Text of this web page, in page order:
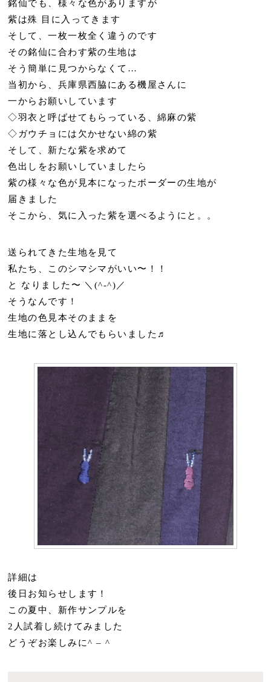
銘仙でも、様々な色がありますが
紫は殊 目に入ってきます
そして、一枚一枚全く違うのです
その銘仙に合わす紫の生地は
そう簡単に見つからなくて…
当初から、兵庫県西脇にある機屋さんに
一からお願いしています
◇羽衣と呼ばせてもらっている、綿麻の紫
◇ガウチョには欠かせない綿の紫
そして、新たな紫を求めて
色出しをお願いしていましたら
紫の様々な色が見本になったボーダーの生地が
届きました
そこから、気に入った紫を選べるようにと。。
送られてきた生地を見て
私たち、このシマシマがいい〜！！
と なりました〜 ＼(^-^)／
そうなんです！
生地の色見本そのままを
生地に落とし込んでもらいました♬
詳細は
後日お知らせします！
この夏中、新作サンプルを
2人試着し続けてみました
どうぞお楽しみに^ – ^